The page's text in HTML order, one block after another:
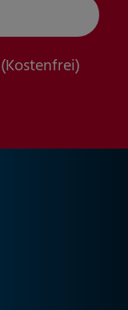
(Kostenfrei)